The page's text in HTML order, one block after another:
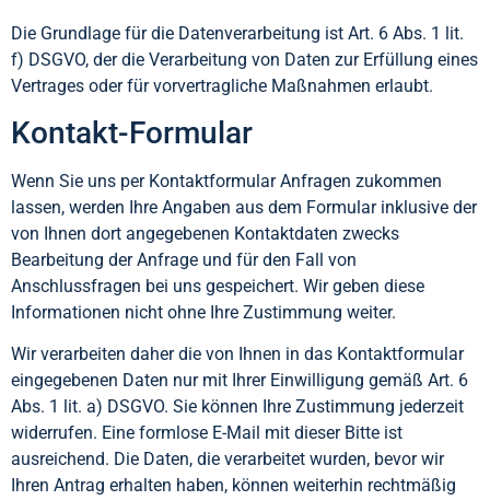
Die Grundlage für die Datenverarbeitung ist Art. 6 Abs. 1 lit.
f) DSGVO, der die Verarbeitung von Daten zur Erfüllung eines
Vertrages oder für vorvertragliche Maßnahmen erlaubt.
Kontakt-Formular
Wenn Sie uns per Kontaktformular Anfragen zukommen
lassen, werden Ihre Angaben aus dem Formular inklusive der
von Ihnen dort angegebenen Kontaktdaten zwecks
Bearbeitung der Anfrage und für den Fall von
Anschlussfragen bei uns gespeichert. Wir geben diese
Informationen nicht ohne Ihre Zustimmung weiter.
Wir verarbeiten daher die von Ihnen in das Kontaktformular
eingegebenen Daten nur mit Ihrer Einwilligung gemäß Art. 6
Abs. 1 lit. a) DSGVO. Sie können Ihre Zustimmung jederzeit
widerrufen. Eine formlose E-Mail mit dieser Bitte ist
ausreichend. Die Daten, die verarbeitet wurden, bevor wir
Ihren Antrag erhalten haben, können weiterhin rechtmäßig